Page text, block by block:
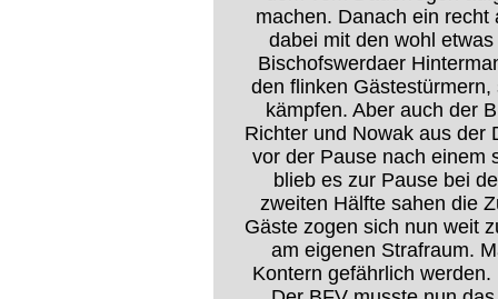
machen. Danach ein
dabei mit den wohl
Bischofswerdaer
den flinken
kämpfen. Aber auch der
Richter und Nowak aus der
vor der Pause nach einem
blieb es zur Pause bei
zweiten Hälfte sahen die
Gäste zogen sich nun weit
am eigenen Strafraum.
Kontern gefährlich